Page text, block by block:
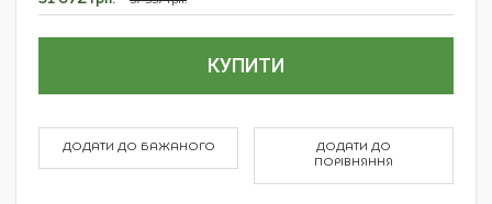
ціна
КУПИТИ
ДОДАТИ ДО БАЖАНОГО
ДОДАТИ ДО
ПОРІВНЯННЯ